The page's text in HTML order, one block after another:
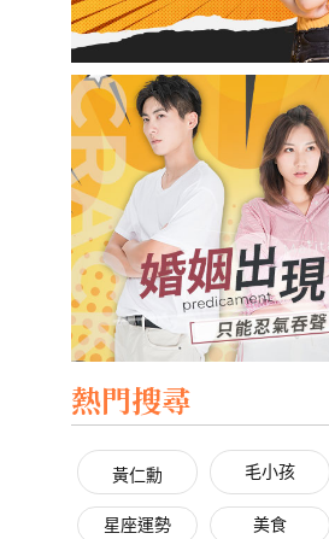
熱門搜尋
黃仁勳 毛小孩
星座運勢 美食